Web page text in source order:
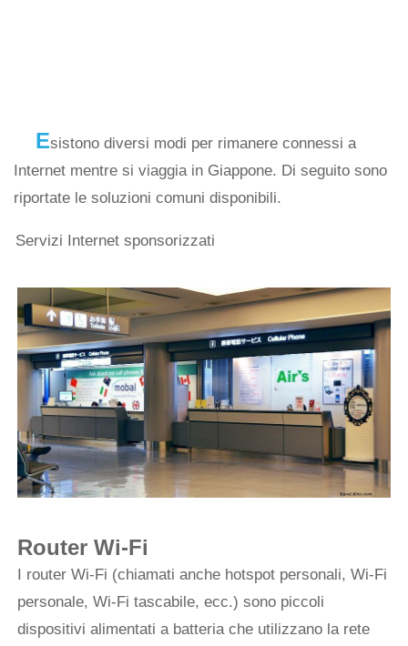
Esistono diversi modi per rimanere connessi a
Internet mentre si viaggia in Giappone. Di seguito sono
riportate le soluzioni comuni disponibili.
Servizi Internet sponsorizzati
Router Wi-Fi
I router Wi-Fi (chiamati anche hotspot personali, Wi-Fi
personale, Wi-Fi tascabile, ecc.) sono piccoli
dispositivi alimentati a batteria che utilizzano la rete